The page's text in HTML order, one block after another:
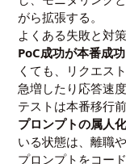
がら拡張する。
よくある失敗と対策
PoC成功が本番成
くても、リクエス
急増したり応答速
テストは本番移行
プロンプトの属人
いる状態は、離職
プロンプトをコー